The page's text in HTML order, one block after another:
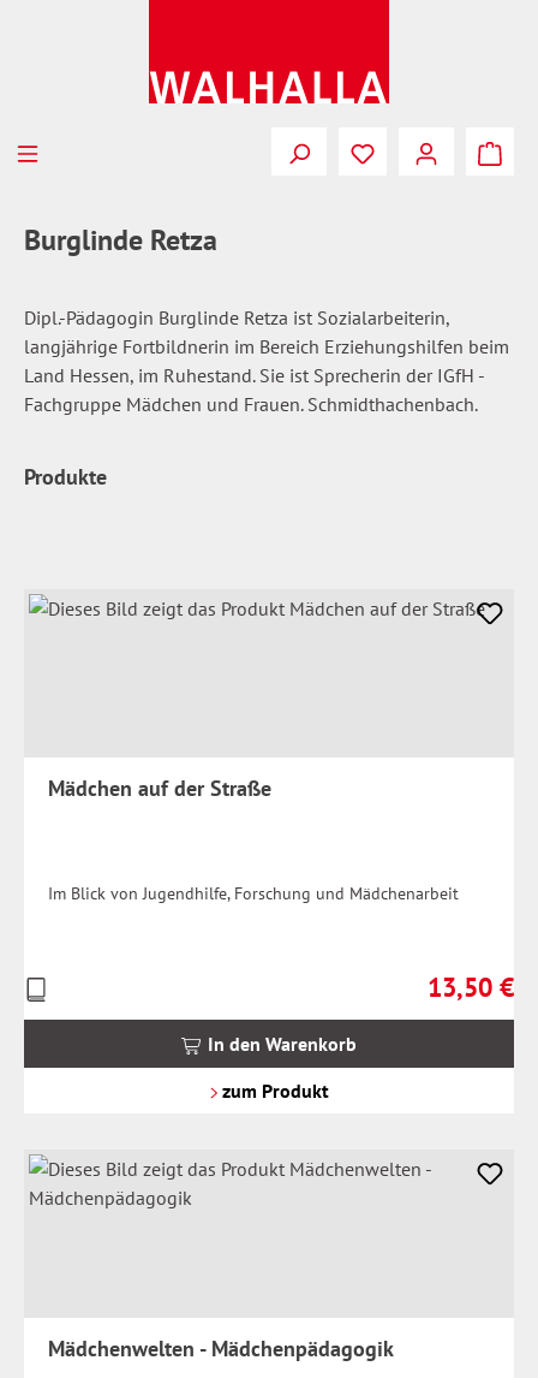
Du hast 0
Burglinde Retza
Dipl.-Pädagogin Burglinde Retza ist Sozialarbeiterin,
langjährige Fortbildnerin im Bereich Erziehungshilfen beim
Land Hessen, im Ruhestand. Sie ist Sprecherin der IGfH -
Fachgruppe Mädchen und Frauen. Schmidthachenbach.
Produkte
Mädchen auf der Straße
Im Blick von Jugendhilfe, Forschung und Mädchenarbeit
Regulärer
13,50 €
Preise
inkl.
In den Warenkorb
zum Produkt
Mädchenwelten - Mädchenpädagogik